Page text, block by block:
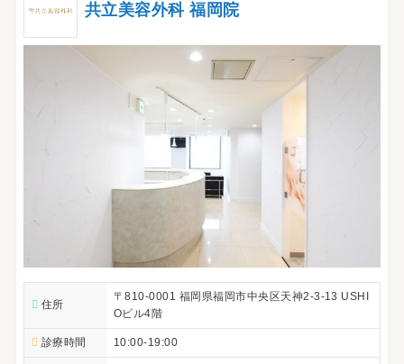
共立美容外科 福岡院
住所
〒810-0001 福岡県福岡市中央区天神2-3-13 USHI
Oビル4階
診療時間 10:00-19:00